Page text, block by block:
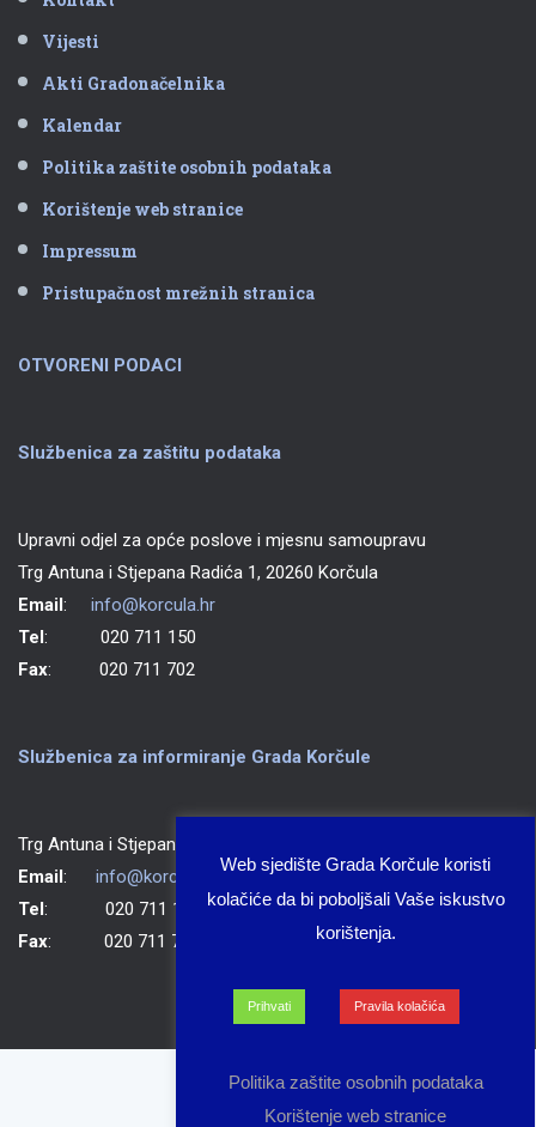
Vijesti
Akti Gradonačelnika
Kalendar
Politika zaštite osobnih podataka
Korištenje web stranice
Impressum
Pristupačnost mrežnih stranica
OTVORENI PODACI
Službenica za zaštitu podataka
Upravni odjel za opće poslove i mjesnu samoupravu
Trg Antuna i Stjepana Radića 1, 20260 Korčula
Email: info@korcula.hr
Tel: 020 711 150
Fax: 020 711 702
Službenica za informiranje Grada Korčule
Trg Antuna i Stjepana Radića 1, 20260 Korčula
Email: info@korcula.hr
Tel: 020 711 150
Fax: 020 711 702
Web sjedište Grada Korčule koristi
kolačiće da bi poboljšali Vaše iskustvo
korištenja.
Prihvati Pravila kolačića
Politika zaštite osobnih podataka
Korištenje web stranice